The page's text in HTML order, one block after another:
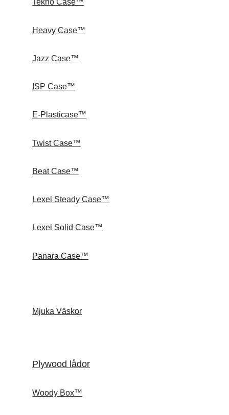
Tekno Case™
Heavy Case™
Jazz Case™
ISP Case™
E-Plasticase™
Twist Case™
Beat Case™
Lexel Steady Case™
Lexel Solid Case™
Panara Case™
Mjuka Väskor
Plywood lådor
Woody Box™